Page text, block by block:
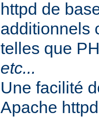
httpd de
additionnels
telles que
etc...
Une facilité
Apache